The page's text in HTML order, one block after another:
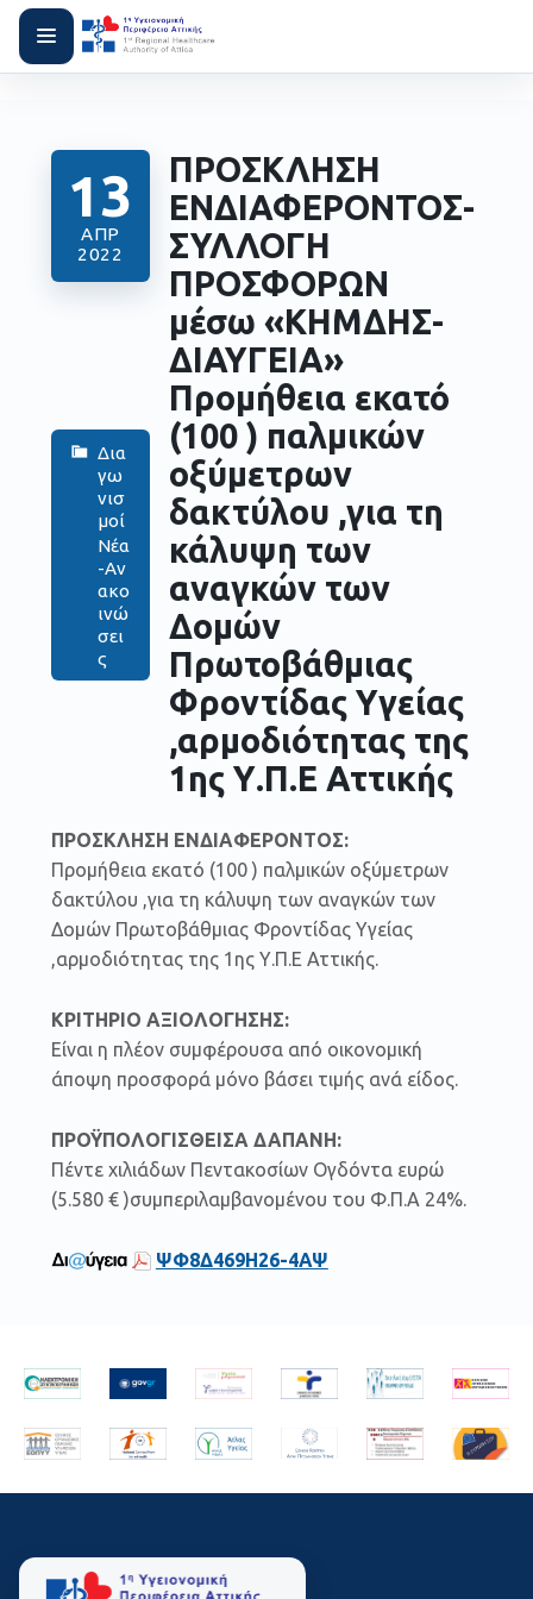
13
ΑΠΡ
2022
Δια
γω
νισ
μοί
Νέα
-Αν
ακο
ινώ
σει
ς
ΠΡΟΣΚΛΗΣΗ
ΕΝΔΙΑΦΕΡΟΝΤΟΣ-
ΣΥΛΛΟΓΗ
ΠΡΟΣΦΟΡΩΝ
μέσω «ΚΗΜΔΗΣ-
ΔΙΑΥΓΕΙΑ»
Προμήθεια εκατό
(100 ) παλμικών
οξύμετρων
δακτύλου ,για τη
κάλυψη των
αναγκών των
Δομών
Πρωτοβάθμιας
Φροντίδας Υγείας
,αρμοδιότητας της
1ης Υ.Π.Ε Αττικής
ΠΡΟΣΚΛΗΣΗ ΕΝΔΙΑΦΕΡΟΝΤΟΣ:
Προμήθεια εκατό (100 ) παλμικών οξύμετρων
δακτύλου ,για τη κάλυψη των αναγκών των
Δομών Πρωτοβάθμιας Φροντίδας Υγείας
,αρμοδιότητας της 1ης Υ.Π.Ε Αττικής.
ΚΡΙΤΗΡΙΟ ΑΞΙΟΛΟΓΗΣΗΣ:
Είναι η πλέον συμφέρουσα από οικονομική
άποψη προσφορά μόνο βάσει τιμής ανά είδος.
ΠΡΟΫΠΟΛΟΓΙΣΘΕΙΣΑ ΔΑΠΑΝΗ:
Πέντε χιλιάδων Πεντακοσίων Ογδόντα ευρώ
(5.580 € )συμπεριλαμβανομένου του Φ.Π.Α 24%.
ΨΦ8Δ469Η26-4ΑΨ